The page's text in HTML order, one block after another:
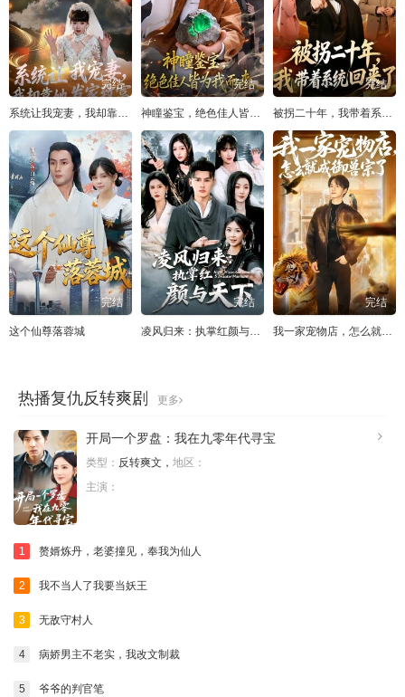
完结
系统让我宠妻，我却靠她发家致富
完结
神瞳鉴宝，绝色佳人皆为我而来
完结
被拐二十年，我带着系统回来了
完结
这个仙尊落蓉城
完结
凌风归来：执掌红颜与天下
完结
我一家宠物店，怎么就成御兽宗了
热播复仇反转爽剧 更多
开局一个罗盘：我在九零年代寻宝
类型： 反转爽文， 地区：
主演：
1 赘婿炼丹，老婆撞见，奉我为仙人
2 我不当人了我要当妖王
3 无敌守村人
4 病娇男主不老实，我改文制裁
5 爷爷的判官笔